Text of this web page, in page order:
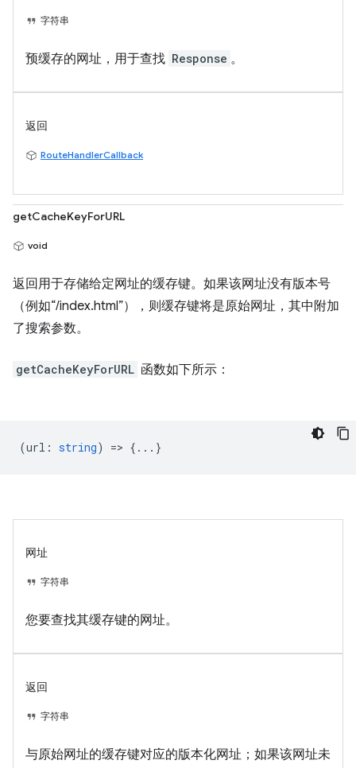
字符串
预缓存的网址，用于查找 Response 。
返回
RouteHandlerCallback
getCacheKeyForURL
void
返回用于存储给定网址的缓存键。如果该网址没有版本号
（例如“/index.html”），则缓存键将是原始网址，其中附加
了搜索参数。
getCacheKeyForURL 函数如下所示：
(url : string) => {...}
网址
字符串
您要查找其缓存键的网址。
返回
字符串
与原始网址的缓存键对应的版本化网址；如果该网址未